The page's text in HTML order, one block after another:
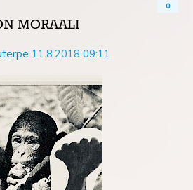
0
MORAALI
11.8.2018 09:11